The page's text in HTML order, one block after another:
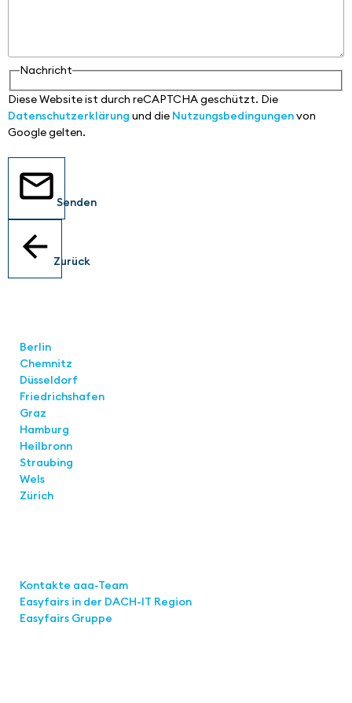
Nachricht
Diese Website ist durch reCAPTCHA geschützt. Die
Datenschutzerklärung und die Nutzungsbedingungenvon
Google gelten.
Senden
Zurück
Berlin
Chemnitz
Düsseldorf
Friedrichshafen
Graz
Hamburg
Heilbronn
Straubing
Wels
Zürich
Kontakte aaa-Team
Easyfairs in der DACH-IT Region
Easyfairs Gruppe